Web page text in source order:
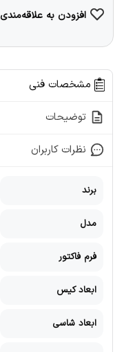
افزودن به علاقه‌مندی
مشخصات فنی
توضیحات
نظرات کاربران
برند
مدل
فرم فاکتور
ابعاد کیس
ابعاد شاسی